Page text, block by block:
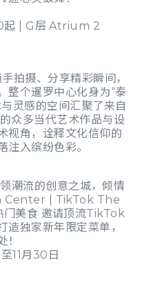
起 | G层 Atrium 2
拍摄、分享精彩瞬间，
整个暹罗中心化身为“泰
灵感的空间汇聚了来自
众多当代艺术作品与设
视角，诠释文化信仰的
注入缤纷色彩。
潮流的创意之城，倾情
Center | TikTok The
美食 邀请顶流TikTok
造独家新年限定菜单，
！
11月30日